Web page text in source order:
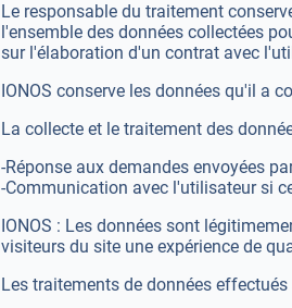
Le responsable du traitement
l'ensemble des données collectées
sur l'élaboration d'un contrat avec
IONOS conserve les données qu'il a
La collecte et le traitement des
-Réponse aux demandes envoyées
-Communication avec l'utilisateur si
IONOS : Les données sont
visiteurs du site une expérience de
Les traitements de données